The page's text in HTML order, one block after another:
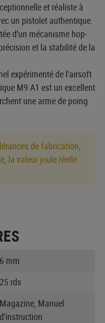
et réaliste à
un pistolet authentique.
d'un mécanisme hop-
et la stabilité de la
expérimenté de l'airsoft
M9 A1 est un excellent
une arme de poing
de fabrication,
la valeur joule réelle
6 mm
25 rds
Magazine, Manuel
d'instruction